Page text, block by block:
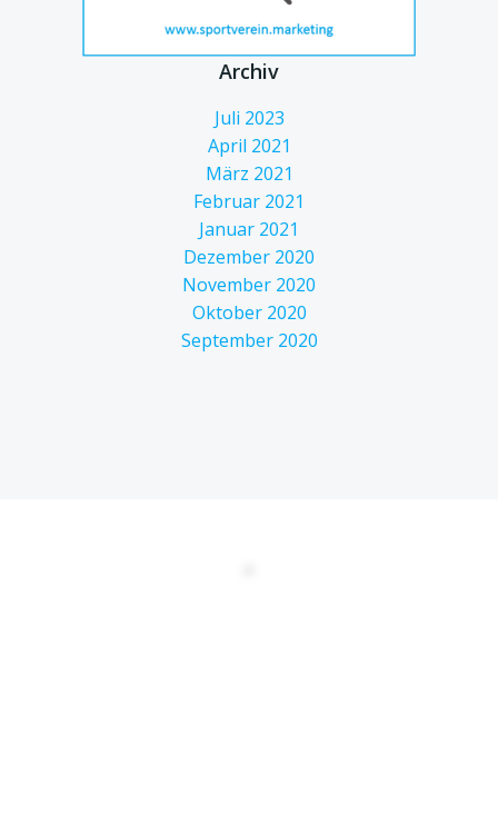
Archiv
Juli 2023
April 2021
März 2021
Februar 2021
Januar 2021
Dezember 2020
November 2020
Oktober 2020
September 2020